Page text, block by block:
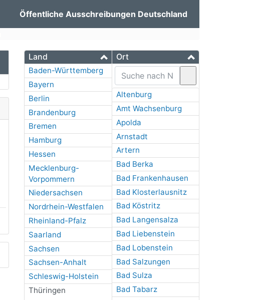
Öffentliche Ausschreibungen Deutschland
Land
Baden-Württemberg
Bayern
Berlin
Brandenburg
Bremen
Hamburg
Hessen
Mecklenburg-
Vorpommern
Niedersachsen
Nordrhein-Westfalen
Rheinland-Pfalz
Saarland
Sachsen
Sachsen-Anhalt
Schleswig-Holstein
Thüringen
Ort
Altenburg
Amt Wachsenburg
Apolda
Arnstadt
Artern
Bad Berka
Bad Frankenhausen
Bad Klosterlausnitz
Bad Köstritz
Bad Langensalza
Bad Liebenstein
Bad Lobenstein
Bad Salzungen
Bad Sulza
Bad Tabarz